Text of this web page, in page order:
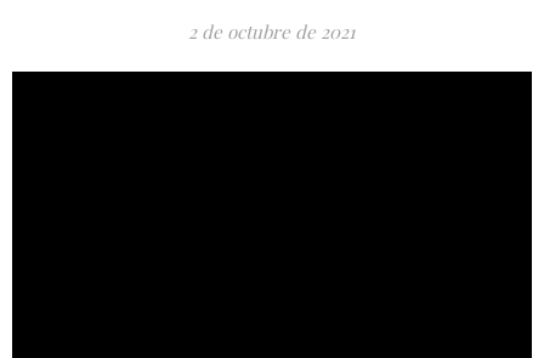
2 de octubre de 2021